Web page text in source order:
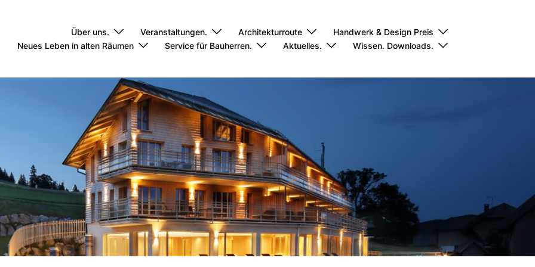
Über uns. Veranstaltungen. Architekturroute
Handwerk & Design Preis
Neues Leben in alten Räumen
Service für Bauherren. Aktuelles. Wissen. Downloads.